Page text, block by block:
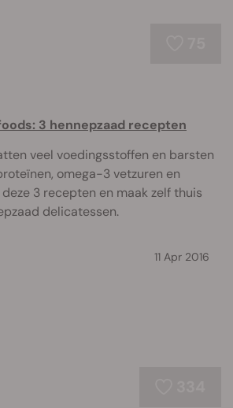
3 hennepzaad recepten
veel voedingsstoffen en barsten
omega-3 vetzuren en
3 recepten en maak zelf thuis
delicatessen.
11 Apr 2016